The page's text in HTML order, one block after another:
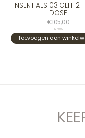
INSENTIALS 03 GLH-2
DOSE
€105,00
€140,00
Toevoegen aan